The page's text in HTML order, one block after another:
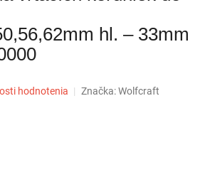
hl. – 33mm
hodnotenia Značka:Wolfcraft